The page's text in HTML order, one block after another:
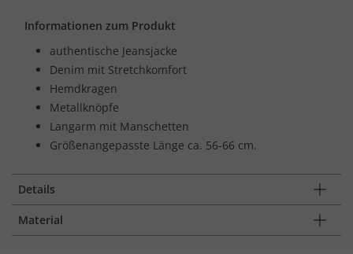
Informationen zum Produkt
authentische Jeansjacke
Denim mit Stretchkomfort
Hemdkragen
Metallknöpfe
Langarm mit Manschetten
Größenangepasste Länge ca. 56-66 cm.
Details
Material